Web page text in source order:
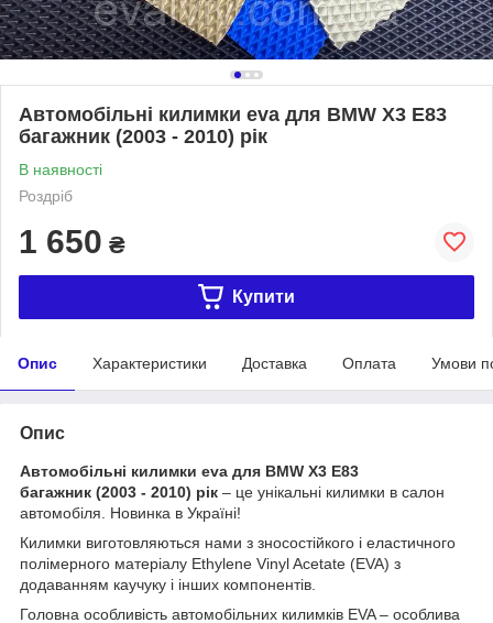
Автомобільні килимки eva для BMW X3 E83
багажник (2003 - 2010) рік
В наявності
Роздріб
1 650 ₴
Купити
Опис Характеристики Доставка Оплата Умови
Опис
Автомобільні килимки eva для BMW X3 E83
багажник (2003 - 2010) рік – це унікальні килимки в салон
автомобіля. Новинка в Україні!
Килимки виготовляються нами з зносостійкого і еластичного
полімерного матеріалу Ethylene Vinyl Acetate (EVA) з
додаванням каучуку і інших компонентів.
Головна особливість автомобільних килимків EVA – особлива